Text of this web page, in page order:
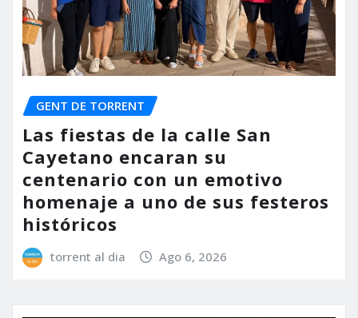
GENT DE TORRENT
Las fiestas de la calle San
Cayetano encaran su
centenario con un emotivo
homenaje a uno de sus festeros
históricos
torrent al dia Ago 6, 2026